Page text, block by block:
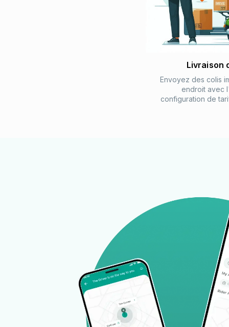
Livraison
Envoyez des colis
endroit avec
configuration de